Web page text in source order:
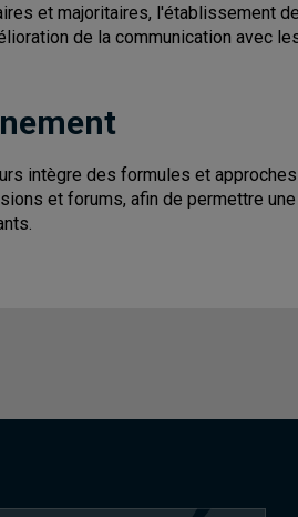
et majoritaires, l'établissement
de la communication avec
intègre des formules et
et forums, afin de permettre